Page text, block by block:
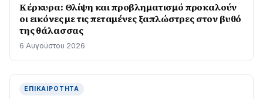
Κέρκυρα: Θλίψη και προβληματισμό προκαλούν
οι εικόνες με τις πεταμένες ξαπλώστρες στον βυθό
της θάλασσας
6 Αυγούστου 2026
ΕΠΙΚΑΙΡΌΤΗΤΑ